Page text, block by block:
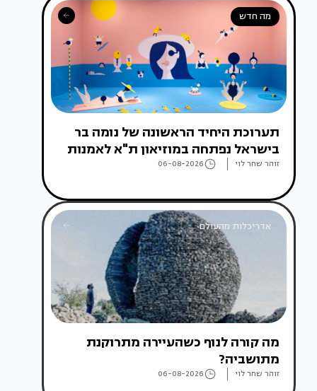
מה חדש
תערוכת היחיד הראשונה של נומה בר
בישראל נפתחה במוזיאון ת"א לאמנות
זוהר שחר לוי 06-08-2026
אדריכלות מהעולם
מה קורה לנוף כשהעיירה מתרוקנת
מתושביה?
זוהר שחר לוי 06-08-2026